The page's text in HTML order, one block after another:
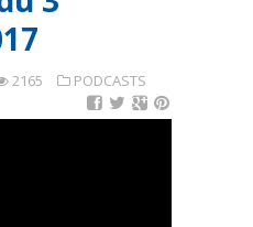
2165 PODCASTS